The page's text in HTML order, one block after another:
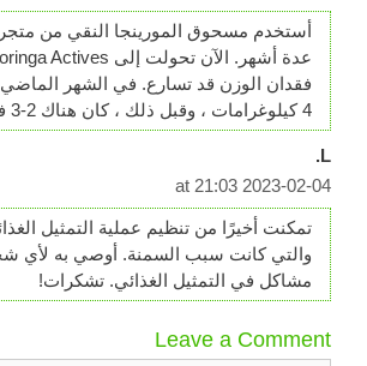
أستخدم مسحوق المورينجا النقي من
فقدان الوزن قد تسارع. في الشهر
4 كيلوغرامات ، وقبل ذلك ، كان هناك 2-3 فقط.
L.
2023-02-04 at 21:03
تمكنت أخيرًا من تنظيم عملية التمثيل
والتي كانت سبب السمنة. أوصي به لأي
مشاكل في التمثيل الغذائي. تشكرات!
Leave a Comment